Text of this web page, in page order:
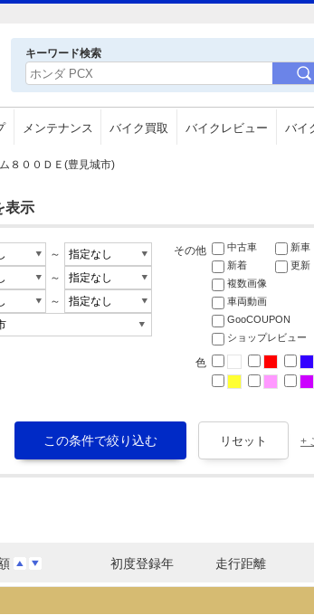
キーワード検索
メンテナンス バイク買取 バイクレビュー バイ
８００ＤＥ(豊見城市)
表示
～
～
～
その他 中古車 新車
新着
更新
複数画像
車両動画
GooCOUPON
ショップレビュー
色
+
初度登録年 走行距離